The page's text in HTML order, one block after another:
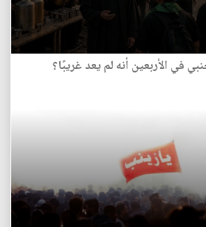
في الأربعين أنه لم يعد غريبًا؟